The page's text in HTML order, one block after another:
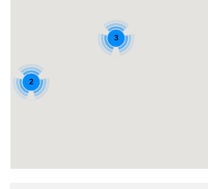
2
3